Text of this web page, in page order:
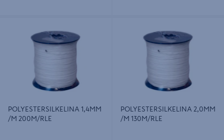
POLYESTERSILKELINA 1,4MM
/M 200M/RLE
POLYESTERSILKELINA 2,0MM
/M 130M/RLE